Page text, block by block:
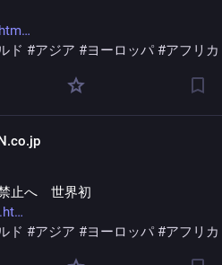
ド #アジア #ヨーロッパ #アフリカ
止へ　世界初
ド #アジア #ヨーロッパ #アフリカ